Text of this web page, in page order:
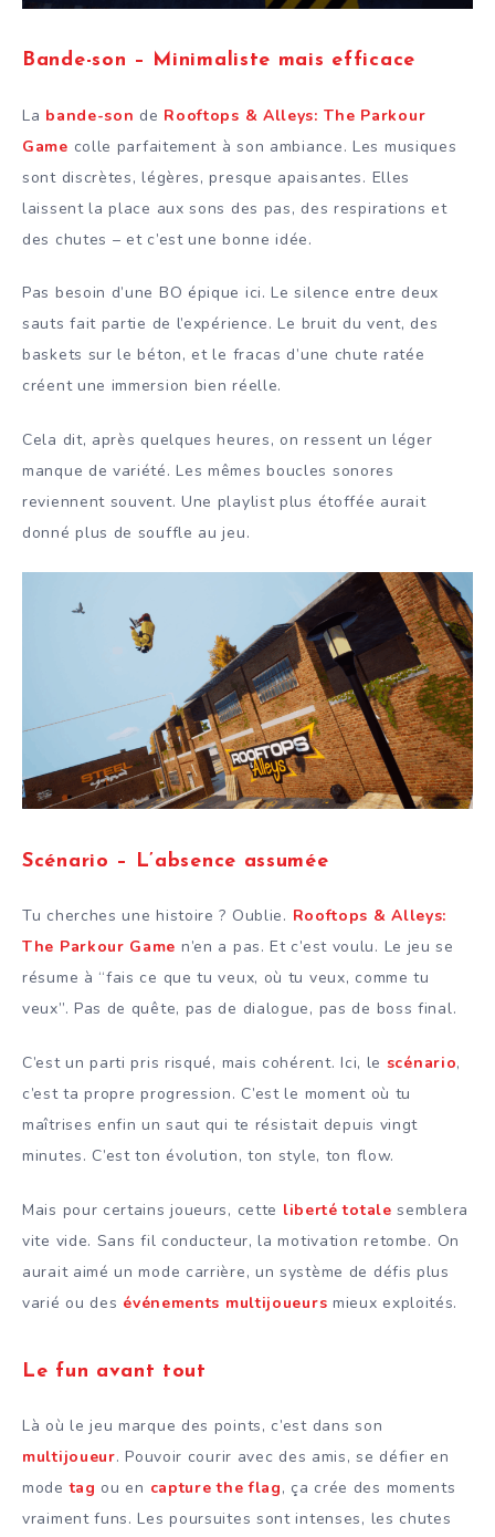
Bande-son – Minimaliste mais efficace
La bande-son de Rooftops & Alleys: The Parkour
Game colle parfaitement à son ambiance. Les musiques
sont discrètes, légères, presque apaisantes. Elles
laissent la place aux sons des pas, des respirations et
des chutes – et c’est une bonne idée.
Pas besoin d’une BO épique ici. Le silence entre deux
sauts fait partie de l’expérience. Le bruit du vent, des
baskets sur le béton, et le fracas d’une chute ratée
créent une immersion bien réelle.
Cela dit, après quelques heures, on ressent un léger
manque de variété. Les mêmes boucles sonores
reviennent souvent. Une playlist plus étoffée aurait
donné plus de souffle au jeu.
Scénario – L’absence assumée
Tu cherches une histoire ? Oublie. Rooftops & Alleys:
The Parkour Game n’en a pas. Et c’est voulu. Le jeu se
résume à “fais ce que tu veux, où tu veux, comme tu
veux”. Pas de quête, pas de dialogue, pas de boss final.
C’est un parti pris risqué, mais cohérent. Ici, le scénario,
c’est ta propre progression. C’est le moment où tu
maîtrises enfin un saut qui te résistait depuis vingt
minutes. C’est ton évolution, ton style, ton flow.
Mais pour certains joueurs, cette liberté totale semblera
vite vide. Sans fil conducteur, la motivation retombe. On
aurait aimé un mode carrière, un système de défis plus
varié ou des événements multijoueurs mieux exploités.
Le fun avant tout
Là où le jeu marque des points, c’est dans son
multijoueur. Pouvoir courir avec des amis, se défier en
modetag ou en capture the flag, ça crée des moments
vraiment funs. Les poursuites sont intenses, les chutes